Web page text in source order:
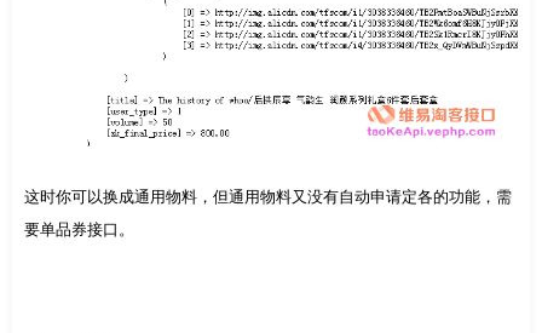
这时你可以换成通用物料，但通用物料又没有自动申请定各的功能，需
要单品券接口。